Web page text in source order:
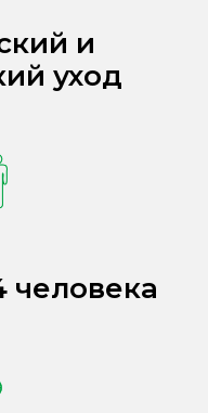
и
уход
человека